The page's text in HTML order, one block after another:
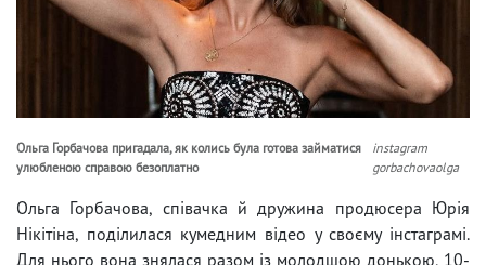
Ольга Горбачова пригадала, як колись була готова займатися
улюбленою справою безоплатно
instagram
gorbachovaolga
Ольга Горбачова, співачка й дружина продюсера Юрія
Нікітіна, поділилася кумедним відео у своєму інстаграмі.
Для нього вона знялася разом із молодшою донькою, 10-